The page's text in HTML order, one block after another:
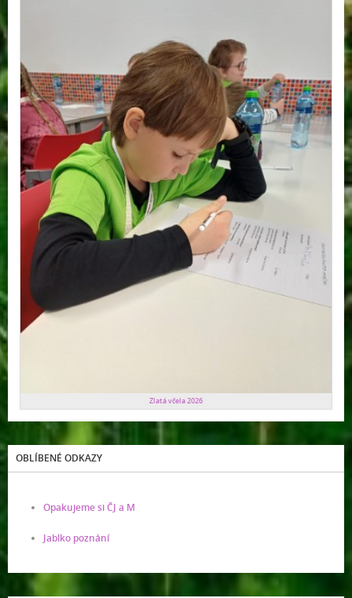
Zlatá včela 2026
OBLÍBENÉ ODKAZY
Opakujeme si ČJ a M
Jablko poznání